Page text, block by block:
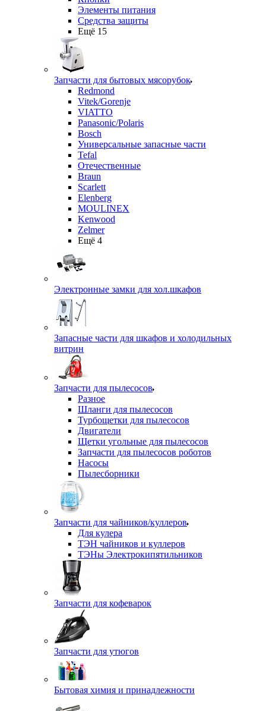
Элементы питания
Средства защиты
Ещё 15
Запчасти для бытовых мясорубок
Redmond
Vitek/Gorenje
VIATTO
Panasonic/Polaris
Bosch
Универсальные запасные части
Tefal
Отечественные
Braun
Scarlett
Elenberg
MOULINEX
Kenwood
Zelmer
Ещё 4
Электронные замки для хол.шкафов
Запасные части для шкафов и холодильных
витрин
Запчасти для пылесосов
Разное
Шланги для пылесосов
Турбощетки для пылесосов
Двигатели
Щетки угольные для пылесосов
Запчасти для пылесосов роботов
Насосы
Пылесборники
Запчасти для чайников/куллеров
Для кулера
ТЭН чайников и куллеров
ТЭНы Электрокипятильников
Запчасти для кофеварок
Запчасти для утюгов
Бытовая химия и принадлежности